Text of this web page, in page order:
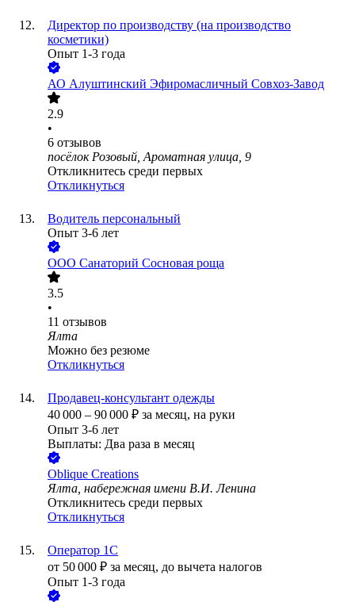
Директор по производству (на производство
косметики)
Опыт 1-3 года
АО Алуштинский Эфиромасличный Совхоз-Завод
2.9
•
6 отзывов
посёлок Розовый, Ароматная улица, 9
Откликнитесь среди первых
Откликнуться
Водитель персональный
Опыт 3-6 лет
ООО Санаторий Сосновая роща
3.5
•
11 отзывов
Ялта
Можно без резюме
Откликнуться
Продавец-консультант одежды
40 000 – 90 000 ₽ за месяц, на руки
Опыт 3-6 лет
Выплаты: Два раза в месяц
Oblique Creations
Ялта, набережная имени В.И. Ленина
Откликнитесь среди первых
Откликнуться
Оператор 1C
от 50 000 ₽ за месяц, до вычета налогов
Опыт 1-3 года